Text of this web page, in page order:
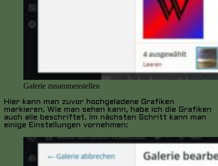
Galerie zusammenstellen
Hier kann man zuvor hochgeladene Grafiken
markieren. Wie man sehen kann, habe ich die Grafiken
auch alle beschriftet. Im nächsten Schritt kann man
einige Einstellungen vornehmen: